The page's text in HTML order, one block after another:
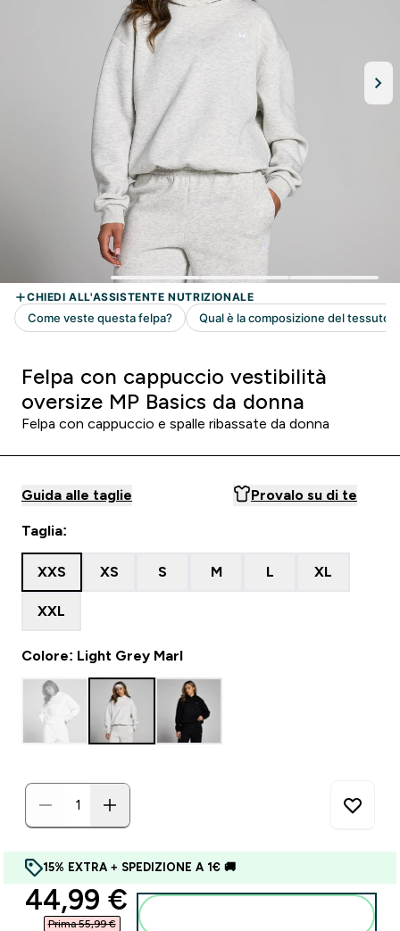
Felpa con cappuccio vestibilità
oversize MP Basics da donna
Felpa con cappuccio e spalle ribassate da donna
Guida alle taglie Provalo su di te
Taglia:
XXS XS S M L XL
XXL
Colore: Light Grey Marl
15% EXTRA + SPEDIZIONE A 1€ 🚚
discounted price
44,99 €‎
Prima 55,99 €‎